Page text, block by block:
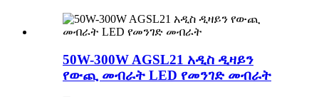
50W-300W AGSL21 አዲስ ዲዛይን
የውጪ መብራት LED የመንገድ መብራት